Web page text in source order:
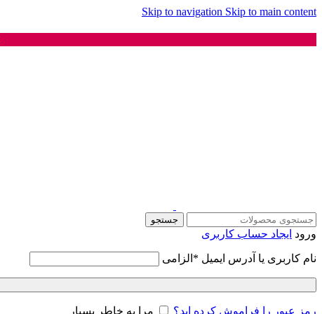
Skip to navigation Skip to main content
جستجو
ورود ایجاد حساب کاربری
نام کاربری یا آدرس ایمیل * الزامی
رمز عبور را فراموش کرده اید؟ مرا به خاطر بسپار